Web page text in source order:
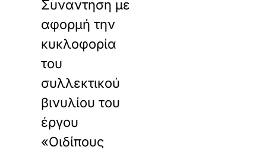
Συναντηση με
αφορμή την
κυκλοφορία
του
συλλεκτικού
βινυλίου του
έργου
«Οιδίπους